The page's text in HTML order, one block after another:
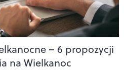
– 6 propozycji
na Wielkanoc